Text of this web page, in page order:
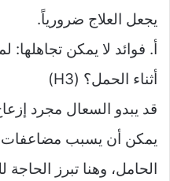
يجعل العلاج ضرورياً.
أ. فوائد لا يمكن تجاهلها:
أثناء الحمل؟ (H3)
قد يبدو السعال مجرد
يمكن أن يسبب مضاعفات
الحامل، وهنا تبرز